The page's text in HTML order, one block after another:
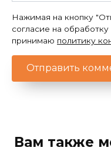
Нажимая на кнопку
согласие на
принимаю политику
Вам также